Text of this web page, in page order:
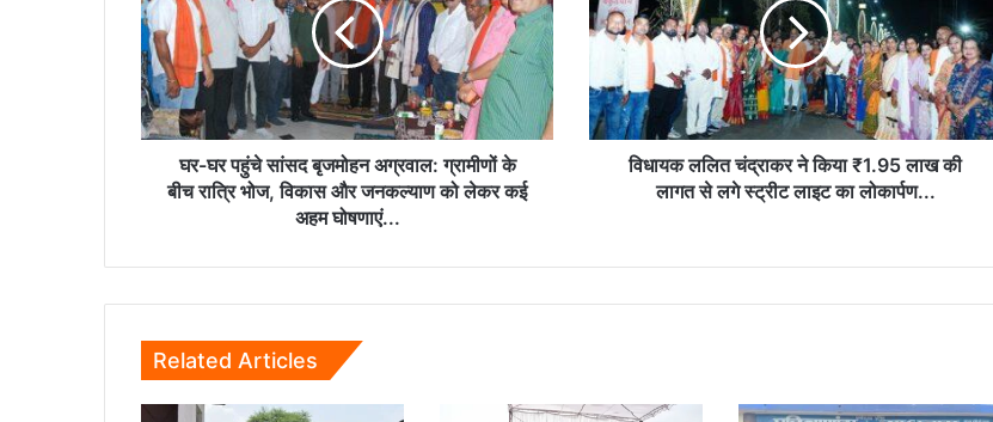
अयोध्या में राम मंदिर भूमि पूजन की स्मृति में रिसाली
के राधेश्वरी मंदिर में धार्मिक कार्यक्रम संपन्न…
सांसद
बृजमोहन
अग्रवाल:
ग्रामीणों
के
बीच
भोज,
कई
अहम
घर-घर पहुंचे सांसद बृजमोहन अग्रवाल: ग्रामीणों के
बीच रात्रि भोज, विकास और जनकल्याण को लेकर कई
अहम घोषणाएं...
ने
किया
₹1.95
लाख
की
लागत
विधायक ललित चंद्राकर ने किया ₹1.95 लाख की
लागत से लगे स्ट्रीट लाइट का लोकार्पण...
Related Articles